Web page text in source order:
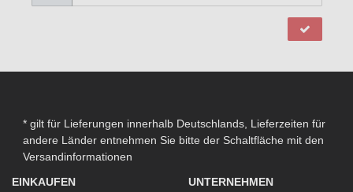
* gilt für Lieferungen innerhalb Deutschlands, Lieferzeiten für
andere Länder entnehmen Sie bitte der Schaltfläche mit den
Versandinformationen
EINKAUFEN
UNTERNEHMEN